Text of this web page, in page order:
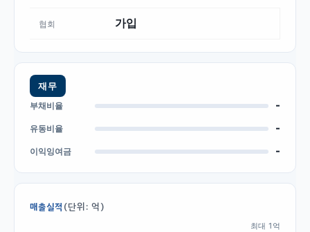
협회 가입
재무
부채비율
-
유동비율 -
이익잉여금 -
매출실적 (단위: 억)
최대 1 억